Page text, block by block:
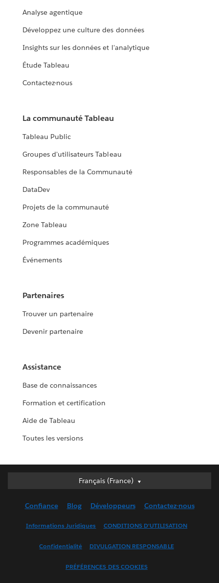
Analyse agentique
Développez une culture des données
Insights sur les données et l'analytique
Étude Tableau
Contactez-nous
La communauté Tableau
Tableau Public
Groupes d'utilisateurs Tableau
Responsables de la Communauté
DataDev
Projets de la communauté
Zone Tableau
Programmes académiques
Événements
Partenaires
Trouver un partenaire
Devenir partenaire
Assistance
Base de connaissances
Formation et certification
Aide de Tableau
Toutes les versions
Français (France)
Français (France)
English (UK)
Français (Canada)
Confiance Blog Développeurs Contactez-nous
Informations Juridiques CONDITIONS D'UTILISATION
Confidentialité DIVULGATION RESPONSABLE
PRÉFÉRENCES DES COOKIES